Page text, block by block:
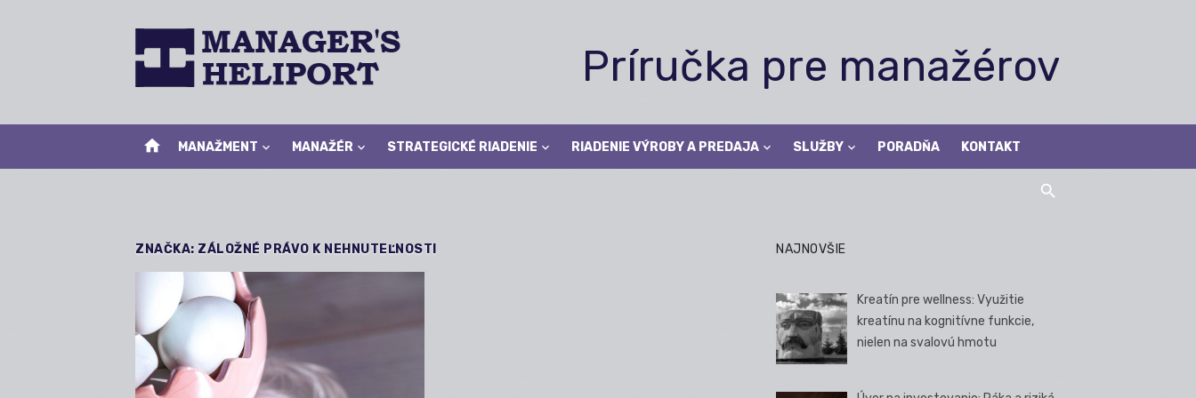
Príručka pre manažérov
home MANAŽMENT MANAŽÉR STRATEGICKÉ RIADENIE RIADENIE VÝROBY A PREDAJA SLUŽBY PORADŇA KONTAKT
ZNAČKA: ZÁLOŽNÉ PRÁVO K NEHNUTEĽNOSTI NAJNOVŠIE
Kreatín pre wellness: Využitie
kreatínu na kognitívne funkcie,
nielen na svalovú hmotu